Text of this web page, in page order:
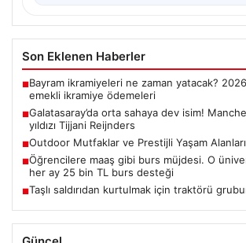
Son Eklenen Haberler
■Bayram ikramiyeleri ne zaman yatacak?
emekli ikramiye ödemeleri
■Galatasaray’da orta sahaya dev isim!
yıldızı Tijjani Reijnders
■Outdoor Mutfaklar ve Prestijli Yaşam Alanları
■Öğrencilere maaş gibi burs müjdesi. O
her ay 25 bin TL burs desteği
■Taşlı saldırıdan kurtulmak için traktörü